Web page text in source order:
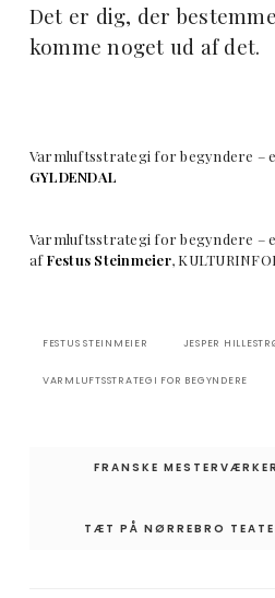
Det er dig, der
komme noget ud af det.
Varmluftsstrategi for begyndere –
GYLDENDAL
Varmluftsstrategi for begyndere –
afFestus Steinmeier,
FESTUS STEINMEIER JESPER
VARMLUFTSSTRATEGI FOR BEGYNDERE
Indlægsnavigation
FRANSKE
TÆT PÅ NØRREBRO